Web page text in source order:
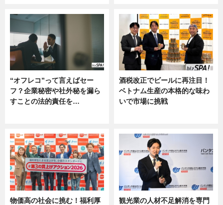
“オフレコ”って言えばセー
フ？企業秘密や社外秘を漏ら
すことの法的責任を…
酒税改正でビールに再注目！
ベトナム生産の本格的な味わ
いで市場に挑戦
物価高の社会に挑む！福利厚
観光業の人材不足解消を専門